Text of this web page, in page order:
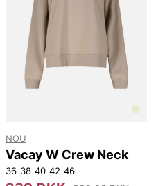
NOU
Vacay W Crew Neck
36 38 40 42 46